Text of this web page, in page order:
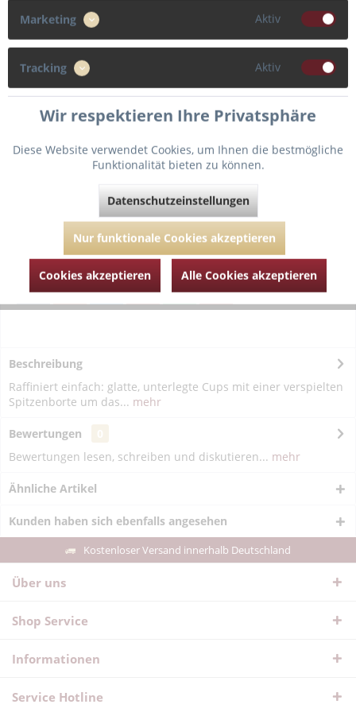
Cup
In den Warenkorb
Fragen zum Artikel?
Artikel-Nr.: MJ010-2058-natur-80-B
Beschreibung
Raffiniert einfach: glatte, unterlegte Cups mit einer verspielten
Spitzenborte um das... mehr
Bewertungen
Bewertungen lesen, schreiben und diskutieren... mehr
Ähnliche Artikel
Kunden haben sich ebenfalls angesehen
Kostenloser Versand innerhalb Deutschland
Über uns
Shop Service
Informationen
Service Hotline
Marketing Aktiv
Tracking Aktiv
Wir respektieren Ihre Privatsphäre
Diese Website verwendet Cookies, um Ihnen die bestmögliche
Funktionalität bieten zu können.
Datenschutzeinstellungen
Nur funktionale Cookies akzeptieren
Cookies akzeptieren Alle Cookies akzeptieren